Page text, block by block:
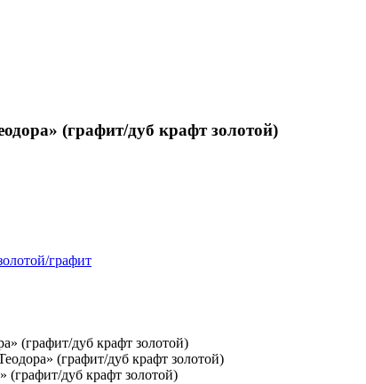
(графит/дуб крафт золотой)
графит
(графит/дуб крафт золотой)
(графит/дуб крафт золотой)
(графит/дуб крафт золотой)